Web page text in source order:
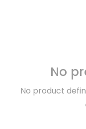
No
No product